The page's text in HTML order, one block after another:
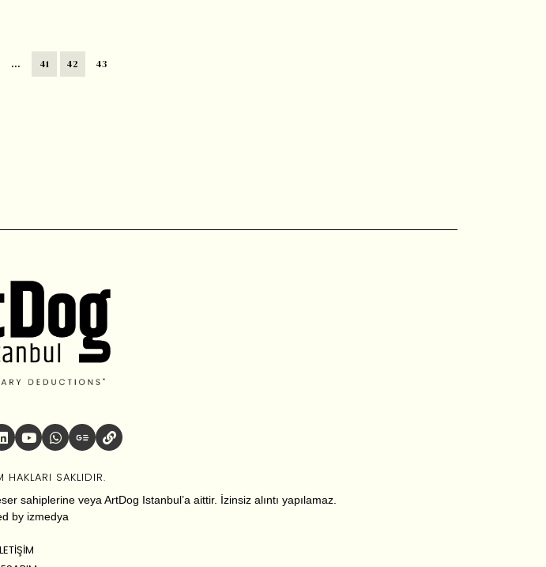
… 41 42 43
SAKLIDIR.
sahiplerine veya ArtDog Istanbul’a aittir. İzinsiz alıntı yapılamaz.
by izmedya